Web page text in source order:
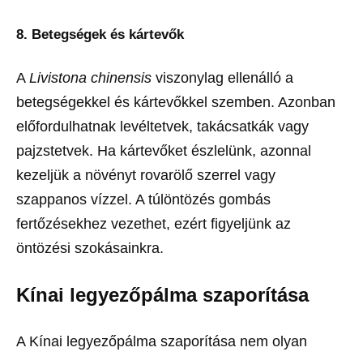
8. Betegségek és kártevők
A Livistona chinensis viszonylag ellenálló a
betegségekkel és kártevőkkel szemben. Azonban
előfordulhatnak levéltetvek, takácsatkák vagy
pajzstetvek. Ha kártevőket észlelünk, azonnal
kezeljük a növényt rovarölő szerrel vagy
szappanos vízzel. A túlöntözés gombás
fertőzésekhez vezethet, ezért figyeljünk az
öntözési szokásainkra.
Kínai legyezőpálma szaporítása
A Kínai legyezőpálma szaporítása nem olyan